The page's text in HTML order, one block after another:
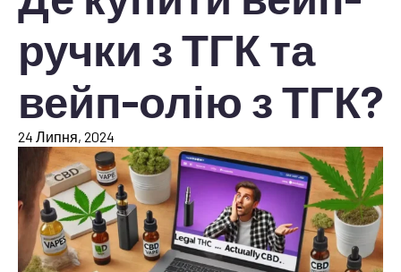
ручки з ТГК та
вейп-олію з ТГК?
24 Липня, 2024